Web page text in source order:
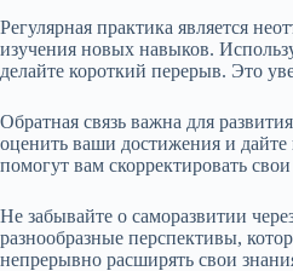
Регулярная практика является
изучения новых навыков.
делайте короткий перерыв. Это
Обратная связь важна для
оценить ваши достижения и
помогут вам скорректировать
Не забывайте о саморазвитии
разнообразные перспективы,
непрерывно расширять свои